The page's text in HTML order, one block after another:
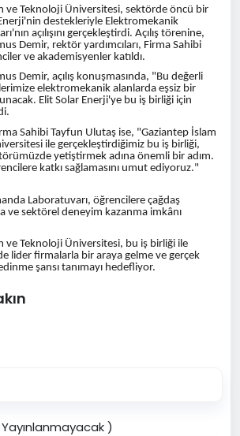
ve Teknoloji Üniversitesi, sektörde öncü bir
destekleriyle Elektromekanik
açılışını gerçekleştirdi. Açılış törenine,
Demir, rektör yardımcıları, Firma Sahibi
ve akademisyenler katıldı.
Demir, açılış konuşmasında, "Bu değerli
elektromekanik alanlarda eşsiz bir
Elit Solar Enerji'ye bu iş birliği için
Sahibi Tayfun Ulutaş ise, "Gaziantep İslam
ile gerçekleştirdiğimiz bu iş birliği,
yetiştirmek adına önemli bir adım.
katkı sağlamasını umut ediyoruz."
Laboratuvarı, öğrencilere çağdaş
ve sektörel deneyim kazanma imkânı
ve Teknoloji Üniversitesi, bu iş birliği ile
lider firmalarla bir araya gelme ve gerçek
şansı tanımayı hedefliyor.
)